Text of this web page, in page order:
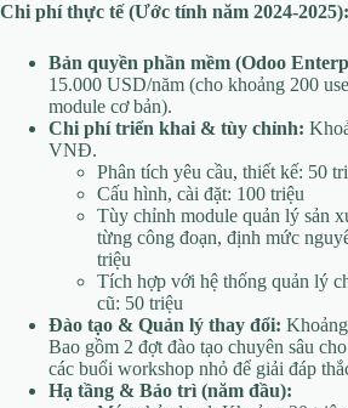
Chi phí thực tế (Ước tính năm 2024-2025):
Bản quyền phần mềm (Odoo
15.000 USD/năm (cho khoảng 200
module cơ bản).
Chi phí triển khai & tùy chỉnh:
VNĐ.
Phân tích yêu cầu, thiết kế: 50
Cấu hình, cài đặt: 100 triệu
Tùy chỉnh module quản lý sản
từng công đoạn, định mức
triệu
Tích hợp với hệ thống quản lý
cũ: 50 triệu
Đào tạo & Quản lý thay đổi:
Bao gồm 2 đợt đào tạo chuyên sâu
các buổi workshop nhỏ để giải đáp
Hạ tầng & Bảo trì (năm đầu):